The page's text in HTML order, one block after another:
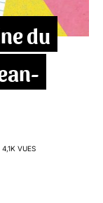
du
4,1K VUES